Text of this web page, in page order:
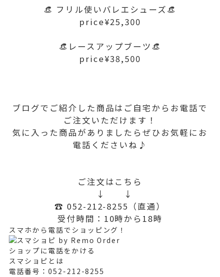
👒 フリル使いバレエシューズ👒
price¥25,300
👒レースアップブーツ👒
price¥38,500
ブログでご紹介した商品はご自宅からお電話で
ご注文いただけます！
気に入った商品がありましたらぜひお気軽にお
電話くださいね♪
ご注文はこちら
↓ ↓
☎️ 052-212-8255（直通）
受付時間：10時から18時
スマホから電話でショッピング！
ショップに電話をかける
スマショピとは
電話番号：052-212-8255